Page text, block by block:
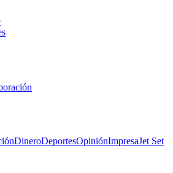
DineroDeportesOpiniónImpresaJet Set